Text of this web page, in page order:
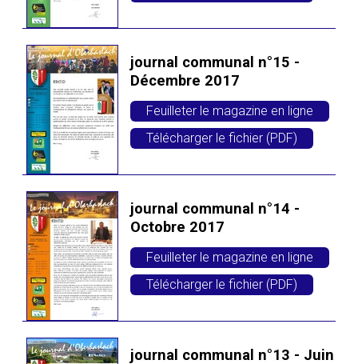
journal communal n°15 -
Décembre 2017
Feuilleter le magazine en ligne
Télécharger le fichier (PDF)
journal communal n°14 -
Octobre 2017
Feuilleter le magazine en ligne
Télécharger le fichier (PDF)
journal communal n°13 - Juin